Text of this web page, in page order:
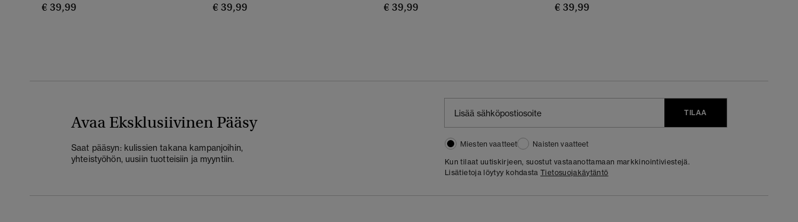
€ 39,99 € 39,99 € 39,99 € 39,99
Avaa Eksklusiivinen Pääsy
Saat pääsyn: kulissien takana kampanjoihin,
yhteistyöhön, uusiin tuotteisiin ja myyntiin.
TILAA
Miesten vaatteet
Naisten vaatteet
Kun tilaat uutiskirjeen, suostut vastaanottamaan markkinointiviestejä.
Lisätietoja löytyy kohdastaTietosuojakäytäntö